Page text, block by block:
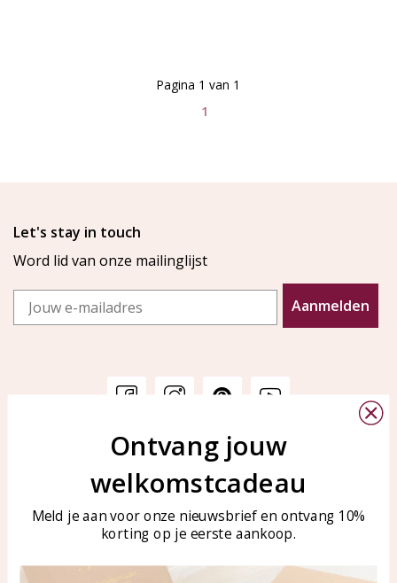
1
Pagina 1 van 1
Let's stay in touch
Word lid van onze mailinglijst
Email
Aanmelden
Veelgestelde vragen
Sieraden onderhouden
KAYA Sieraden
Bellen of WhatsApp Ma-Vr
tussen 09:00-17:00
Tel: 0850003187
WhatsApp: 0850003187
klantenservice@kayasierade
Ontvang jouw
welkomstcadeau
Meld je aan voor onze nieuwsbrief en ontvang 10%
korting op je eerste aankoop.